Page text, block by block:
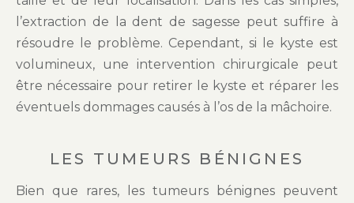
l’extraction de la dent de sagesse peut suffire à
résoudre le problème. Cependant, si le kyste est
volumineux, une intervention chirurgicale peut
être nécessaire pour retirer le kyste et réparer les
éventuels dommages causés à l’os de la mâchoire.
LES TUMEURS BÉNIGNES
Bien que rares, les tumeurs bénignes peuvent